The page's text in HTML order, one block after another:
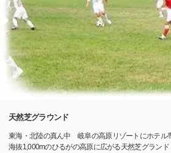
天然芝グラウンド
東海・北陸の真ん中 岐阜の高原リゾートにホテル
海抜1,000mのひるがの高原に広がる天然芝グラン